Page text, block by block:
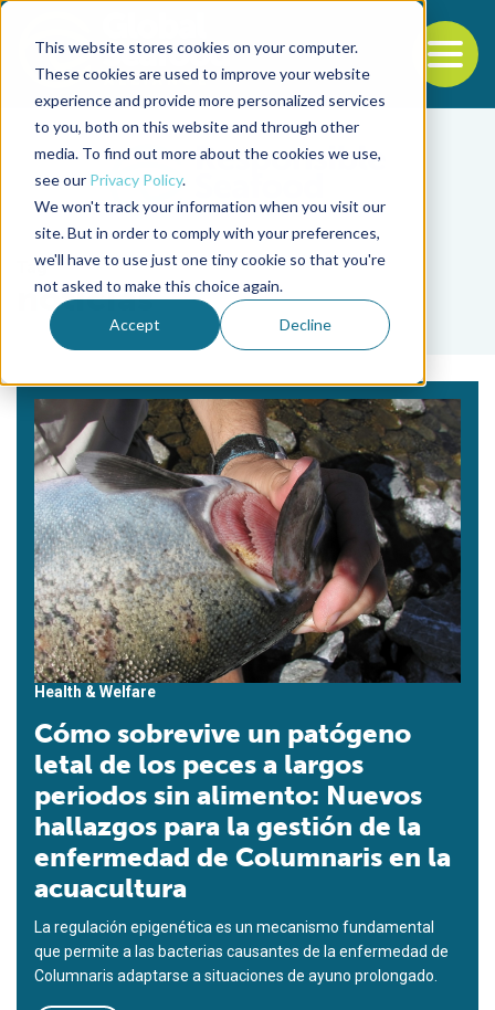
This website stores cookies on your computer.
These cookies are used to improve your website
experience and provide more personalized services
to you, both on this website and through other
media. To find out more about the cookies we use,
see our Privacy Policy.
We won't track your information when you visit our
site. But in order to comply with your preferences,
we'll have to use just one tiny cookie so that you're
not asked to make this choice again.
Accept Decline
Back to the start of the nav
Jump to the end of the navigation
Tag
noticias
Health & Welfare
Cómo sobrevive un patógeno
letal de los peces a largos
periodos sin alimento: Nuevos
hallazgos para la gestión de la
enfermedad de Columnaris en la
acuacultura
La regulación epigenética es un mecanismo fundamental
que permite a las bacterias causantes de la enfermedad de
Columnaris adaptarse a situaciones de ayuno prolongado.